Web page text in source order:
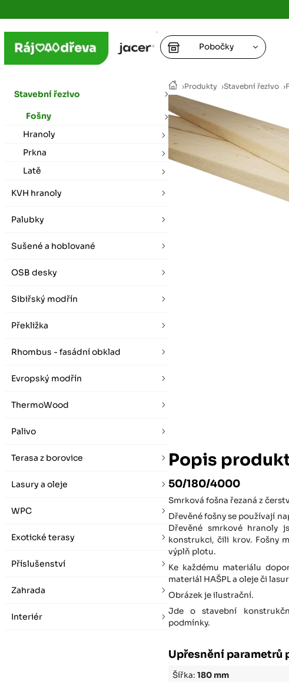
›Produkty ›Stavební řezivo ›
Popis
50/180/4000
Smrková fošna řezaná z
Dřevěné fošny se používají
Dřevěné smrkové hranoly
konstrukci, čili krov. Fošny
výplň plotu.
Ke každému materiálu
materiál HAŠPL a oleje či
Obrázek je ilustrační.
Jde o stavební
podmínky.
Upřesnění parametrů
Šířka:180 mm
Stavební řezivo
Fošny
Hranoly
Prkna
Latě
KVH hranoly
Palubky
Sušené a hoblované
OSB desky
Sibiřský modřín
Překližka
Rhombus - fasádní obklad
Evropský modřín
ThermoWood
Palivo
Terasa z borovice
Lasury a oleje
WPC
Exotické terasy
Příslušenství
Zahrada
Interiér
Pobočky
+
Zimní otevírací doba (listopad - únor)
vybírat zde
Hradec Králové
vybírat zde
Praha
vybírat zde